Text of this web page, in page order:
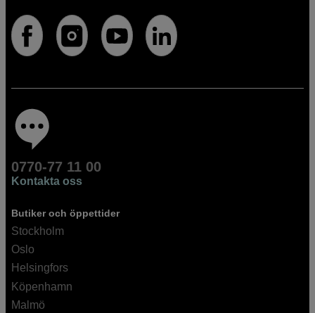
0770-77 11 00
Kontakta oss
Butiker och öppettider
Stockholm
Oslo
Helsingfors
Köpenhamn
Malmö